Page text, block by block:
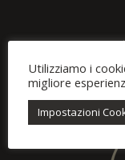
Utilizziamo i
migliore
Impostazioni